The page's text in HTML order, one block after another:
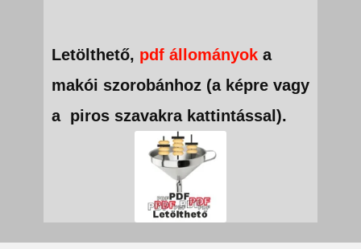
Letölthető, pdf állományok a
makói szorobánhoz (a képre vagy
a piros szavakra kattintással).